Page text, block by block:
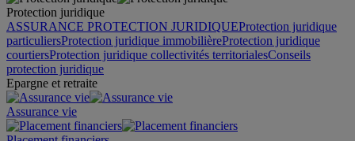
Protection juridique
ASSURANCE PROTECTION JURIDIQUEProtection juridique
particuliersProtection juridique immobilièreProtection juridique
courtiersProtection juridique collectivités territorialesConseils
protection juridique
Epargne et retraite
Assurance vie